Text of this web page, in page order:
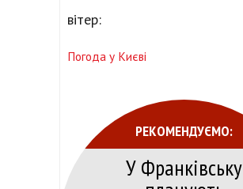
вітер:
Погода у Києві
РЕКОМЕНДУЄМО:
У Франківську